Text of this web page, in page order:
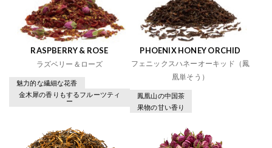
RASPBERRY & ROSE
ラズベリー＆ローズ
魅力的な繊細な花香
金木犀の香りもするフルーツティ
ー
PHOENIX HONEY ORCHID
フェニックスハネーオーキッド（鳳
凰単そう）
鳳凰山の中国茶
果物の甘い香り